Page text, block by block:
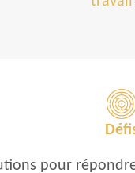
pour